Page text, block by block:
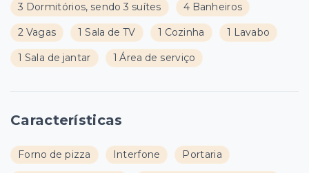
3 Dormitórios, sendo 3 suítes 4 Banheiros
2 Vagas 1 Sala de TV 1 Cozinha 1 Lavabo
1 Sala de jantar 1 Área de serviço
Características
Forno de pizza Interfone Portaria